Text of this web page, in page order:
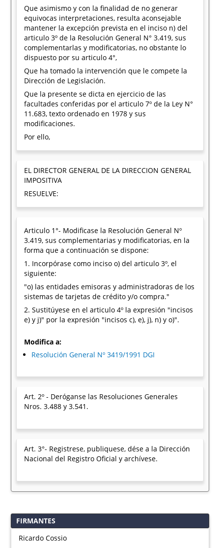
Que asimismo y con la finalidad de no generar
equivocas interpretaciones, resulta aconsejable
mantener la excepción prevista en el inciso n) del
articulo 3º de la Resolución General N° 3.419, sus
complementarlas y modificatorias, no obstante lo
dispuesto por su articulo 4°,
Que ha tomado la intervención que le compete la
Dirección de Legislación.
Que la presente se dicta en ejercicio de las
facultades conferidas por el articulo 7º de la Ley N°
11.683, texto ordenado en 1978 y sus
modificaciones.
Por ello,
EL DIRECTOR GENERAL DE LA DIRECCION GENERAL
IMPOSITIVA
RESUELVE:
Articulo 1°- Modificase la Resolución General Nº
3.419, sus complementarias y modificatorias, en la
forma que a continuación se dispone:
1. Incorpórase como inciso o) del articulo 3º, el
siguiente:
"o) las entidades emisoras y administradoras de los
sistemas de tarjetas de crédito y/o compra."
2. Sustitúyese en el articulo 4º la expresión "incisos
e) y j)" por la expresión "incisos c), e), j), n) y o)".
Modifica a:
Resolución General Nº 3419/1991 DGI
Art. 2º - Deróganse las Resoluciones Generales
Nros. 3.488 y 3.541.
Art. 3°- Registrese, publiquese, dése a la Dirección
Nacional del Registro Oficial y archívese.
FIRMANTES
Ricardo Cossio